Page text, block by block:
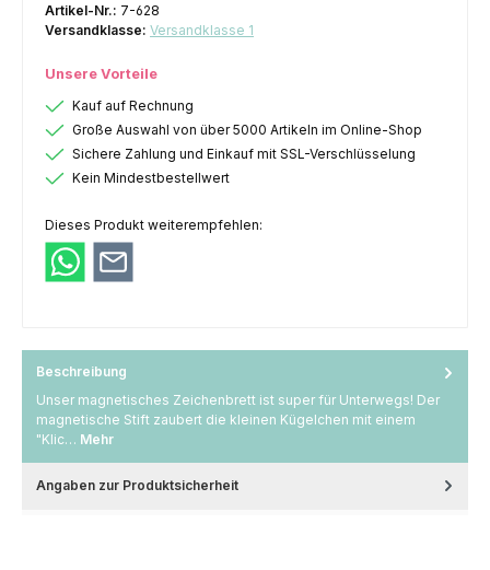
Artikel-Nr.: 7-628
Versandklasse: Versandklasse 1
Unsere Vorteile
Kauf auf Rechnung
Große Auswahl von über 5000 Artikeln im Online-Shop
Sichere Zahlung und Einkauf mit SSL-Verschlüsselung
Kein Mindestbestellwert
Dieses Produkt weiterempfehlen:
Beschreibung
Unser magnetisches Zeichenbrett ist super für Unterwegs! Der
magnetische Stift zaubert die kleinen Kügelchen mit einem
"Klic… Mehr
Angaben zur Produktsicherheit